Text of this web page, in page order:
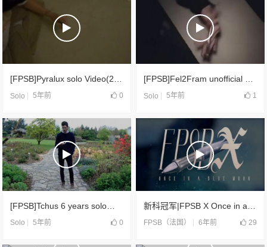
[FPSB]Pyralux solo Video(2008)
Solo 5年前 0
[FPSB]Fel2Fram unofficial solo(2018)
Solo 5年前 1
Solo 5年前 0 FPSB（法国） 6年前 29